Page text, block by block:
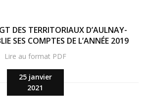
25 janvier
2021
DES TERRITORIAUX D’AULNAY-
SES COMPTES DE L’ANNÉE 2019
Lire au format PDF